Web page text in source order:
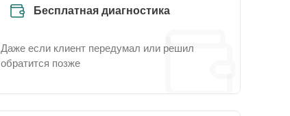
Бесплатная диагностика
Даже если клиент передумал или решил
обратится позже